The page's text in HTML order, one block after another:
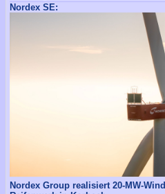
Nordex SE:
Nordex Group realisiert 20-MW-